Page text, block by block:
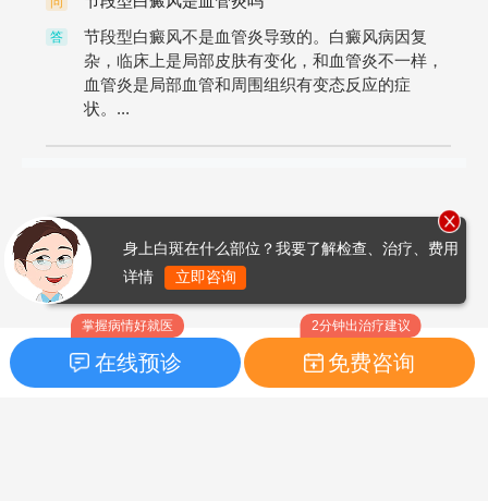
答
节段型白癜风不是血管炎导致的。白癜风病因复
杂，临床上是局部皮肤有变化，和血管炎不一样，
血管炎是局部血管和周围组织有变态反应的症
状。...
掌握病情好就医
在线预诊
2分钟出治疗建议
免费咨询
身上白斑在什么部位？我要了解检查、治疗、费用
详情
立即咨询